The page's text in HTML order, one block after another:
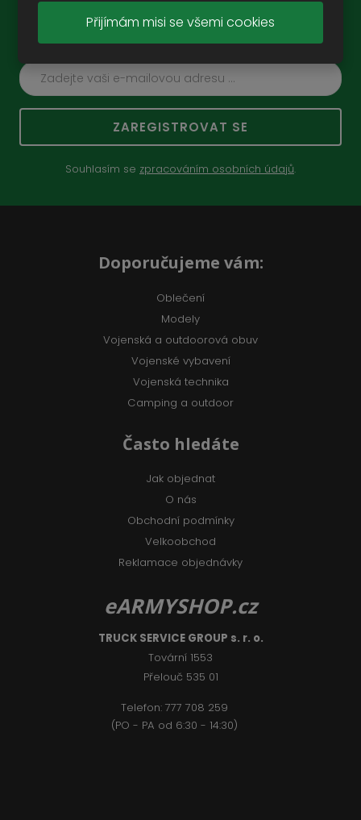
Přijímám misi se všemi cookies
Novinky na e-mail:
ZAREGISTROVAT SE
Souhlasím se zpracováním osobních údajů.
Doporučujeme vám:
Oblečení
Modely
Vojenská a outdoorová obuv
Vojenské vybavení
Vojenská technika
Camping a outdoor
Často hledáte
Jak objednat
O nás
Obchodní podmínky
Velkoobchod
Reklamace objednávky
eARMYSHOP.cz
TRUCK SERVICE GROUP s. r. o.
Tovární 1553
Přelouč 535 01
Telefon: 777 708 259
(PO - PA od 6:30 - 14:30)